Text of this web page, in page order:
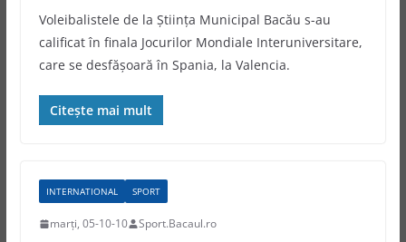
Voleibalistele de la Ştiinţa Municipal Bacău s-au
calificat în finala Jocurilor Mondiale Interuniversitare,
care se desfăşoară în Spania, la Valencia.
Citește mai mult
INTERNATIONAL SPORT
marți, 05-10-10 Sport.Bacaul.ro